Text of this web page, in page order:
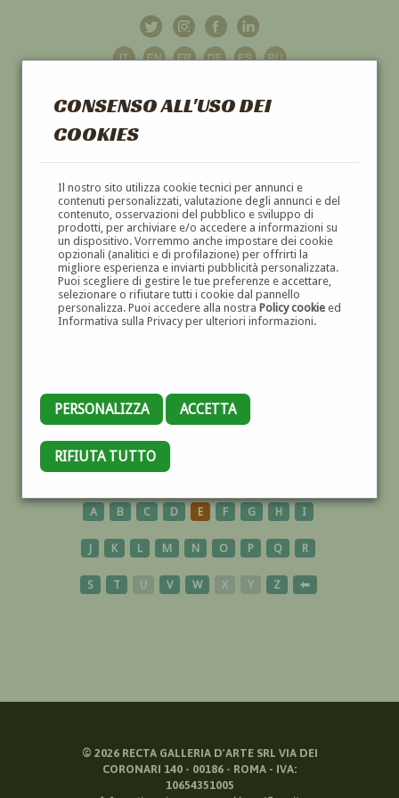
CONSENSO ALL'USO DEI
COOKIES
Il nostro sito utilizza cookie tecnici per annunci e
contenuti personalizzati, valutazione degli annunci e del
contenuto, osservazioni del pubblico e sviluppo di
prodotti, per archiviare e/o accedere a informazioni su
un dispositivo. Vorremmo anche impostare dei cookie
opzionali (analitici e di profilazione) per offrirti la
migliore esperienza e inviarti pubblicità personalizzata.
Puoi scegliere di gestire le tue preferenze e accettare,
selezionare o rifiutare tutti i cookie dal pannello
personalizza. Puoi accedere alla nostra Policy cookieed
Informativa sulla Privacy per ulteriori informazioni.
PERSONALIZZA ACCETTA
RIFIUTA TUTTO
GALLERIAD'ARTE
DIPINTI E SCULTURE '800 E '900
NOCERA
A B C D E F G H I
J K L M N O P Q R
S T U V W X Y Z ⬅
© 2026RECTA GALLERIA D'ARTE SRL VIA DEI
CORONARI 140 - 00186 - ROMA - IVA:
10654351005